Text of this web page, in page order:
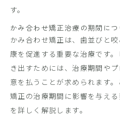
す。
かみ合わせ矯正治療の期間につ
かみ合わせ矯正は、歯並びと
康を促進する重要な治療です
き出すためには、治療期間や
意を払うことが求められます
矯正の治療期間に影響を与え
を詳しく解説します。